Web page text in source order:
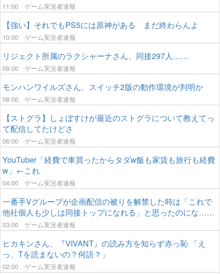
11:00 ゲーム実況者速報
【強い】それでもPS5には原神がある まだ終わらんよ
10:00 ゲーム実況者速報
リジェクト所属のラクシャーナさん、同接297人……
09:00 ゲーム実況者速報
モンハンワイルズさん、スイッチ2版の動作環境が判明か
08:00 ゲーム実況者速報
【ストグラ】しょぼすけが最近のストグラについて教えてっ
て配信してたけどさ
06:00 ゲーム実況者速報
YouTuber「経費で車買ったからタダw飯も家賃も旅行も経費
w」←これ
04:00 ゲーム実況者速報
一番手Vグループが企画配信の被りを解禁した時は「これで
他社個人も少しは同接トップになれる」と思ったのにな……
03:00 ゲーム実況者速報
ヒカキンさん、『VIVANT』の読み方を知らず赤っ恥 「え
っ、Tを読まないの？何語？」
02:00 ゲーム実況者速報